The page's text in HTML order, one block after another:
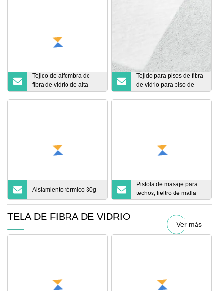
Tejido de alfombra de
fibra de vidrio de alta
temperatura sin
Tejido para pisos de fibra
de vidrio para piso de
PVC de alta resistencia,
Aislamiento térmico 30g
Pistola de masaje para
techos, fieltro de malla,
resistente al agua, álcali
TELA DE FIBRA DE VIDRIO
Ver más